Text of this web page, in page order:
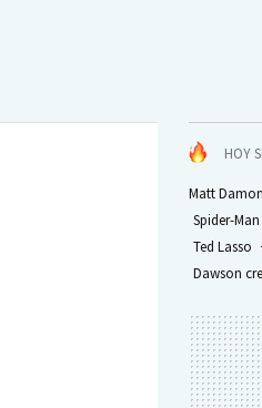
HOY
Matt Damon
Spider-Man
Ted Lasso
Dawson